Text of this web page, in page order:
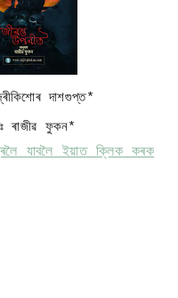
দাশগুপ্ত*
ৰাজীৱ ফুকন*
যাবলৈ ইয়াত ক্লিক কৰক